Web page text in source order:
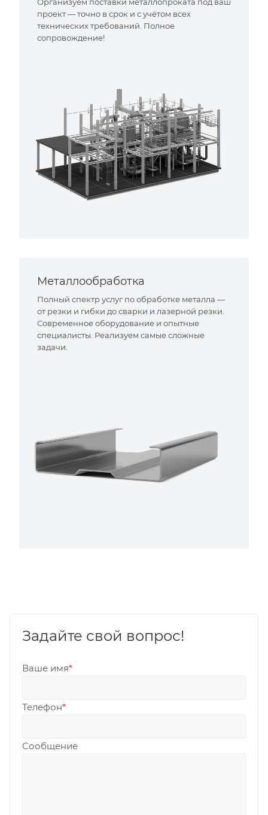
проект — точно в срок и с учётом всех
технических требований. Полное
сопровождение!
Металлообработка
Полный спектр услуг по обработке металла —
от резки и гибки до сварки и лазерной резки.
Современное оборудование и опытные
специалисты. Реализуем самые сложные
задачи.
Задайте свой вопрос!
Ваше имя*
Телефон*
Сообщение